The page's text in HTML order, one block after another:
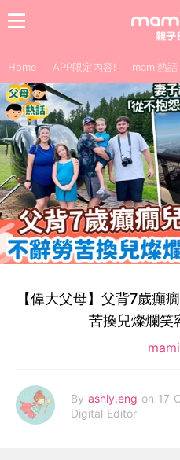
Home APP限定內容! mami熱話
【偉大父母】父背7歲
苦換兒燦爛笑
By ashly.eng on 17
Digital Editor